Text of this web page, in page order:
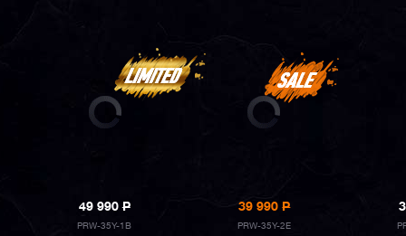
49 990P
PRW-35Y-1B
39 990P
PRW-35Y-2E